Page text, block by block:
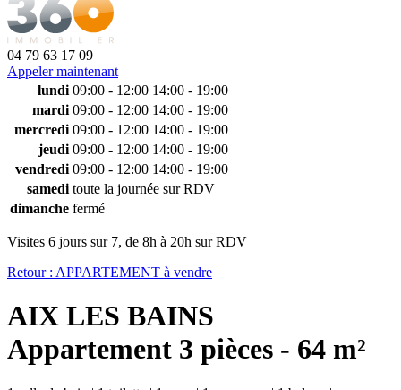
04 79 63 17 09
Appeler maintenant
lundi 09:00 - 12:00 14:00 - 19:00
mardi 09:00 - 12:00 14:00 - 19:00
mercredi 09:00 - 12:00 14:00 - 19:00
jeudi 09:00 - 12:00 14:00 - 19:00
vendredi 09:00 - 12:00 14:00 - 19:00
samedi toute la journée sur RDV
dimanche fermé
Visites 6 jours sur 7, de 8h à 20h sur RDV
Retour : APPARTEMENT à vendre
AIX LES BAINS
Appartement 3 pièces - 64 m²